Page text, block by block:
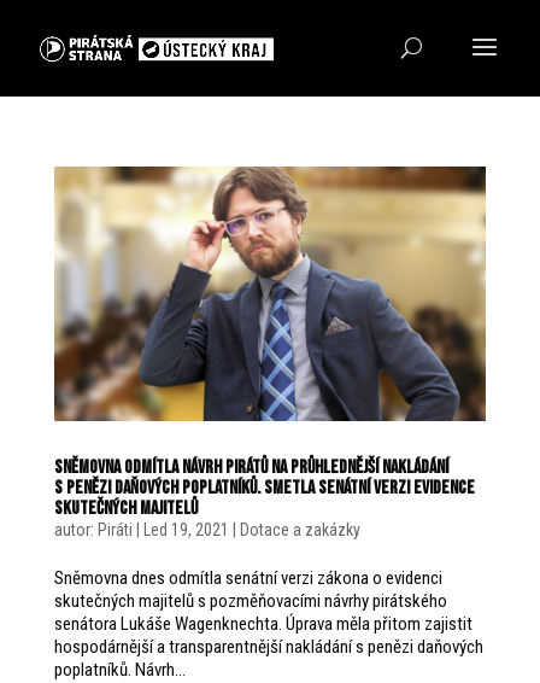
Sněmovna odmítla návrh Pirátů na průhlednější nakládání
s penězi daňových poplatníků. Smetla senátní verzi evidence
skutečných majitelů
autor: Piráti Led 19, 2021 Dotace a zakázky
Sněmovna dnes odmítla senátní verzi zákona o evidenci
skutečných majitelů s pozměňovacími návrhy pirátského
senátora Lukáše Wagenknechta. Úprava měla přitom zajistit
hospodárnější a transparentnější nakládání s penězi daňových
poplatníků. Návrh...